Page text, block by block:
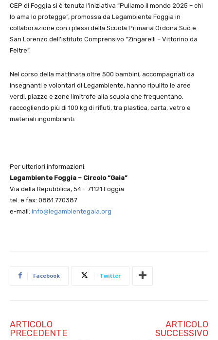
CEP di Foggia si è tenuta l’iniziativa “Puliamo il mondo 2025 – chi
lo ama lo protegge”, promossa da Legambiente Foggia in
collaborazione con i plessi della Scuola Primaria Ordona Sud e
San Lorenzo dell’istituto Comprensivo “Zingarelli – Vittorino da
Feltre”.
Nel corso della mattinata oltre 500 bambini, accompagnati da
insegnanti e volontari di Legambiente, hanno ripulito le aree
verdi, piazze e zone limitrofe alla scuola che frequentano,
raccogliendo più di 100 kg di rifiuti, tra plastica, carta, vetro e
materiali ingombranti.
Per ulteriori informazioni:
Legambiente Foggia – Circolo “Gaia”
Via della Repubblica, 54 – 71121 Foggia
tel. e fax: 0881.770387
e-mail: info@legambientegaia.org
Facebook Twitter
ARTICOLO
PRECEDENTE
ARTICOLO
SUCCESSIVO